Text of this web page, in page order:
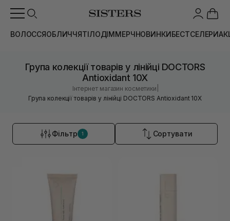
ВОЛОССЯОБЛИЧЧЯТІЛОДІММЕРЧНОВИНКИБЕСТСЕЛЕРИ
Група колекції товарів у лінійці DOCTORS
Antioxidant 10X
Інтернет магазин косметики
Група колекції товарів у лінійці DOCTORS Antioxidant 10X
Фільтр 1 Сортувати